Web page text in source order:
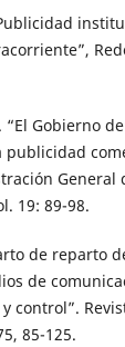
“El Gobierno
publicidad
General
19: 89-98.
de reparto
de
control”.
85-125.